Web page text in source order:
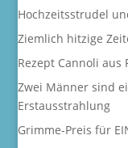
Hochzeitsstrudel
Ziemlich hitzige
Rezept Cannoli aus
Zwei Männer sind
Erstausstrahlung
Grimme-Preis für